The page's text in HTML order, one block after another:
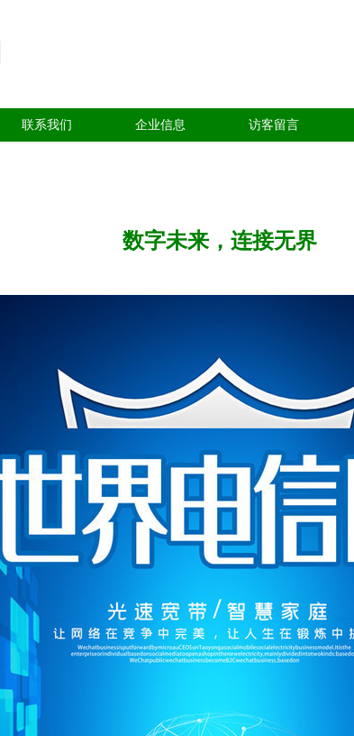
联系我们 企业信息 访客留言
数字未来，连接无界